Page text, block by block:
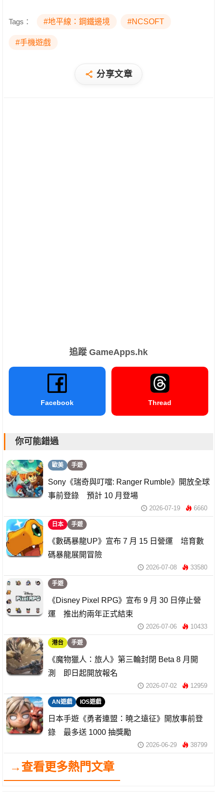
Tags： #地平線：鋼鐵邊境 #NCSOFT
#手機遊戲
分享文章
追蹤 GameApps.hk
Facebook Thread
你可能錯過
歐美 手遊
Sony《瑞奇與叮噹: Ranger Rumble》開放全球
事前登錄 預計 10 月登場
2026-07-19 6660
日本 手遊
《數碼暴龍UP》宣布 7 月 15 日營運 培育數
碼暴龍展開冒險
2026-07-08 33580
手遊
《Disney Pixel RPG》宣布 9 月 30 日停止營
運 推出約兩年正式結束
2026-07-06 10433
港台 手遊
《魔物獵人：旅人》第三輪封閉 Beta 8 月開
測 即日起開放報名
2026-07-02 12959
AN遊戲 IOS遊戲
日本手遊《勇者連盟：曉之遠征》開放事前登
錄 最多送 1000 抽獎勵
2026-06-29 38799
→查看更多熱門文章